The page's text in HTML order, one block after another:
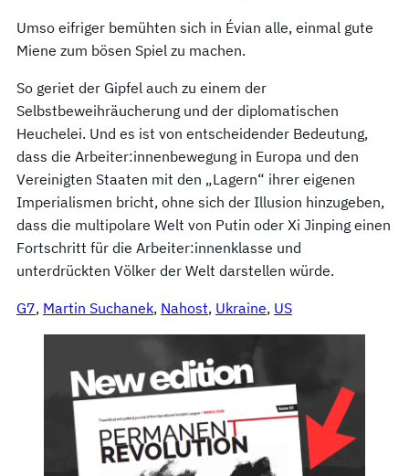
Umso eifriger bemühten sich in Évian alle, einmal gute
Miene zum bösen Spiel zu machen.
So geriet der Gipfel auch zu einem der
Selbstbeweihräucherung und der diplomatischen
Heuchelei. Und es ist von entscheidender Bedeutung,
dass die Arbeiter:innenbewegung in Europa und den
Vereinigten Staaten mit den „Lagern“ ihrer eigenen
Imperialismen bricht, ohne sich der Illusion hinzugeben,
dass die multipolare Welt von Putin oder Xi Jinping einen
Fortschritt für die Arbeiter:innenklasse und
unterdrückten Völker der Welt darstellen würde.
G7, Martin Suchanek, Nahost, Ukraine, US